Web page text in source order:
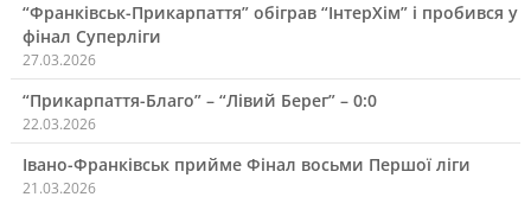
“Франківськ-Прикарпаття” обіграв “ІнтерХім” і пробився у
фінал Суперліги
27.03.2026
“Прикарпаття-Благо” – “Лівий Берег” – 0:0
22.03.2026
Івано-Франківськ прийме Фінал восьми Першої ліги
21.03.2026